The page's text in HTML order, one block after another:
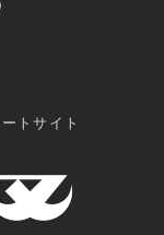
トサイト